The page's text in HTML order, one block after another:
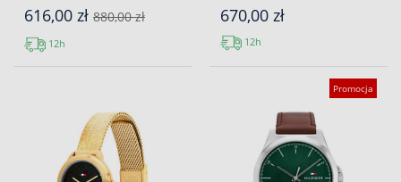
616,00 zł 880,00 zł
12h
670,00 zł
12h
Promocja